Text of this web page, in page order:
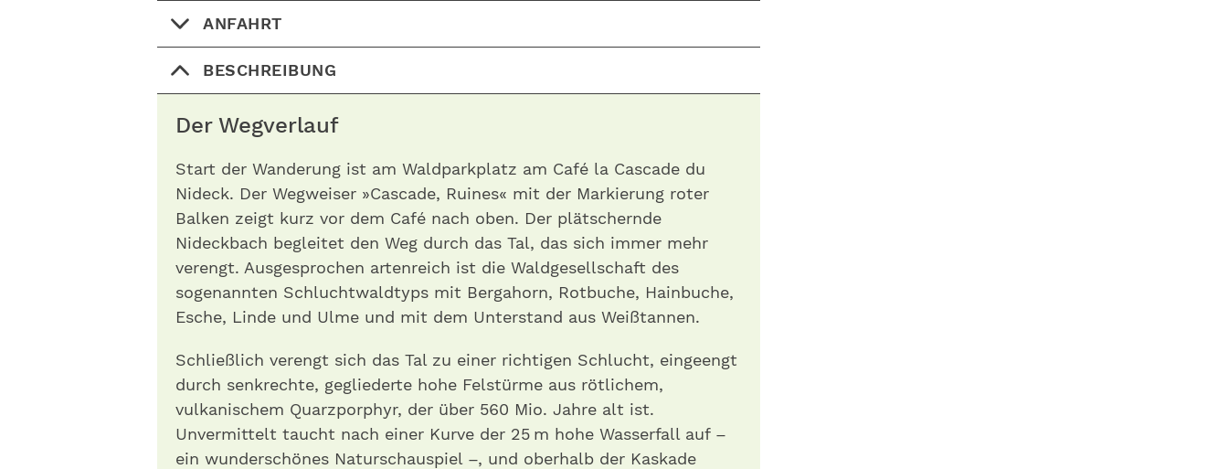
ANFAHRT
BESCHREIBUNG
Der Wegverlauf
Start der Wanderung ist am Waldparkplatz am Café la Cascade du
Nideck. Der Wegweiser »Cascade, Ruines« mit der Markierung roter
Balken zeigt kurz vor dem Café nach oben. Der plätschernde
Nideckbach begleitet den Weg durch das Tal, das sich immer mehr
verengt. Ausgesprochen artenreich ist die Waldgesellschaft des
sogenannten Schluchtwaldtyps mit Bergahorn, Rotbuche, Hainbuche,
Esche, Linde und Ulme und mit dem Unterstand aus Weißtannen.
Schließlich verengt sich das Tal zu einer richtigen Schlucht, eingeengt
durch senkrechte, gegliederte hohe Felstürme aus rötlichem,
vulkanischem Quarzporphyr, der über 560 Mio. Jahre alt ist.
Unvermittelt taucht nach einer Kurve der 25 m hohe Wasserfall auf –
ein wunderschönes Naturschauspiel –, und oberhalb der Kaskade